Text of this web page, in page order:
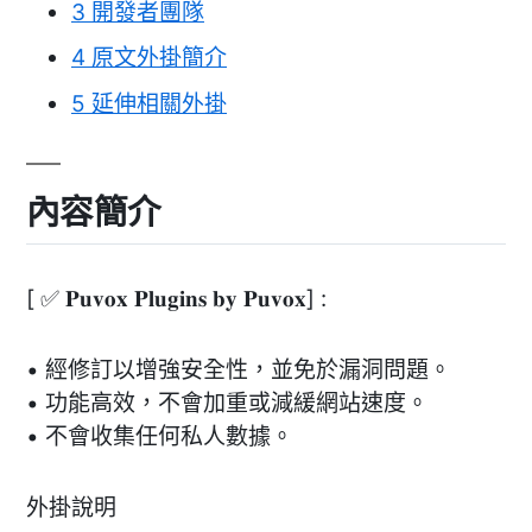
3 開發者團隊
4 原文外掛簡介
5 延伸相關外掛
內容簡介
[ ✅ 𝐏𝐮𝐯𝐨𝐱 𝐏𝐥𝐮𝐠𝐢𝐧𝐬 𝐛𝐲 𝐏𝐮𝐯𝐨𝐱] :
• 經修訂以增強安全性，並免於漏洞問題。
• 功能高效，不會加重或減緩網站速度。
• 不會收集任何私人數據。
外掛說明